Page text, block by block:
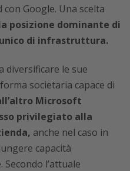
Google. Una scelta
posizione dominante di
di infrastruttura.
diversificare le sue
societaria capace di
Microsoft
privilegiato alla
anche nel caso in
capacità
l’attuale